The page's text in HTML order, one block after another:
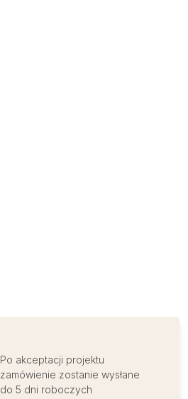
Po akceptacji projektu
zamówienie zostanie wysłane
do 5 dni roboczych